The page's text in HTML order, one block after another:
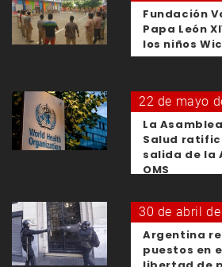
Fundación
Papa León
los niños
22 de mayo
La
Salud
salida de la
OMS
30 de abril
Argentina
puestos en